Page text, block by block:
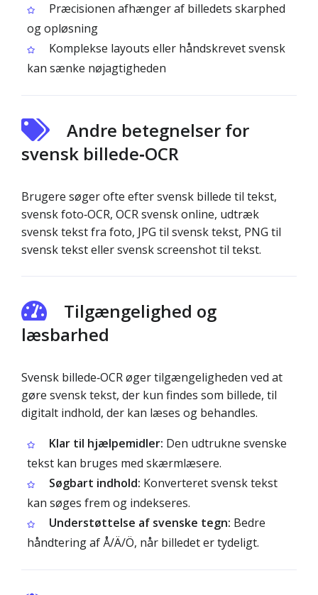
Præcisionen afhænger af billedets skarphed
og opløsning
Komplekse layouts eller håndskrevet svensk
kan sænke nøjagtigheden
Andre betegnelser for
svensk billede‑OCR
Brugere søger ofte efter svensk billede til tekst,
svensk foto‑OCR, OCR svensk online, udtræk
svensk tekst fra foto, JPG til svensk tekst, PNG til
svensk tekst eller svensk screenshot til tekst.
Tilgængelighed og
læsbarhed
Svensk billede‑OCR øger tilgængeligheden ved at
gøre svensk tekst, der kun findes som billede, til
digitalt indhold, der kan læses og behandles.
Klar til hjælpemidler: Den udtrukne svenske
tekst kan bruges med skærmlæsere.
Søgbart indhold: Konverteret svensk tekst
kan søges frem og indekseres.
Understøttelse af svenske tegn: Bedre
håndtering af Å/Ä/Ö, når billedet er tydeligt.